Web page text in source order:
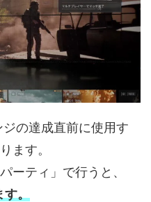
の達成直前に使用す
ます。
ーティ」で行うと、
す。